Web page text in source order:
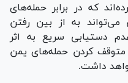
که در برابر حمله‌های
می‌تواند به از بین رفتن
دستیابی سریع به اثر
کردن حمله‌های یمن
داشت.